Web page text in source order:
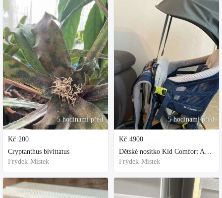
5 hodinami před
Kč 200
Cryptanthus bivittatus
Frýdek-Místek
5 hodinami před
Kč 4900
Dětské nosítko Kid Comfort Active
Frýdek-Místek